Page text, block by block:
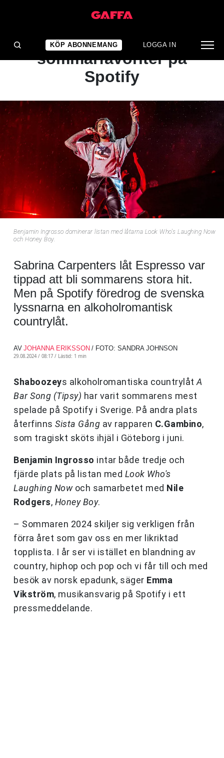
KÖP ABONNEMANG LOGGA IN
NYHET
Detta är svenskarnas
sommarfavoriter på
Spotify
Benjamin Ingrosso dominerar listan med låtarna Look Who's Laughing Now
och Honey Boy.
Sabrina Carpenters låt Espresso var
tippad att bli sommarens stora hit.
Men på Spotify föredrog de svenska
lyssnarna en alkoholromantisk
countrylåt.
AV JOHANNA ERIKSSON / FOTO: SANDRA JOHNSON
29.08.2024 / 08:17 / Lästid: 1 min
Shaboozeys alkoholromantiska countrylåt A
Bar Song (Tipsy) har varit sommarens mest
spelade på Spotify i Sverige. På andra plats
återfinns Sista Gång av rapparen C.Gambino,
som tragiskt sköts ihjäl i Göteborg i juni.
Benjamin Ingrosso intar både tredje och
fjärde plats på listan med Look Who's
Laughing Nowoch samarbetet med Nile
Rodgers, Honey Boy.
– Sommaren 2024 skiljer sig verkligen från
förra året som gav oss en mer likriktad
topplista. I år ser vi istället en blandning av
country, hiphop och pop och vi får till och med
besök av norsk epadunk, säger Emma
Vikström, musikansvarig på Spotify i ett
pressmeddelande.